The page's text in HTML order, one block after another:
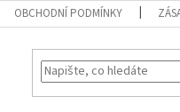
OBCHODNÍ PODMÍNKY